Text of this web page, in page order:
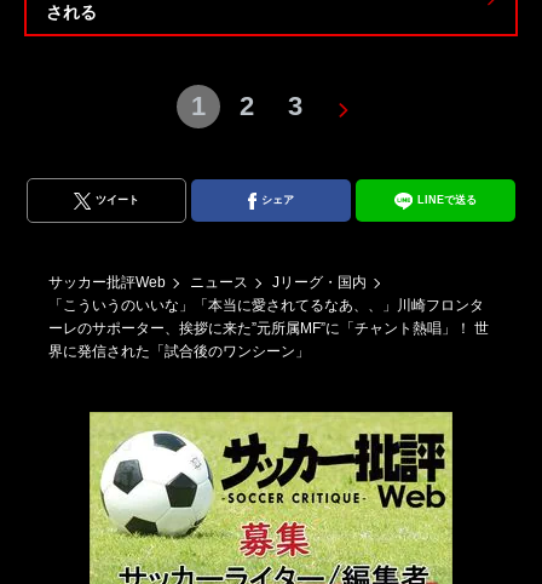
される
1 2 3
ツイート シェア LINEで送る
サッカー批評Web ニュース
Jリーグ・国内
「こういうのいいな」「本当に愛されてるなあ、、」川崎フロンタ
ーレのサポーター、挨拶に来た”元所属MF”に「チャント熱唱」！ 世
界に発信された「試合後のワンシーン」